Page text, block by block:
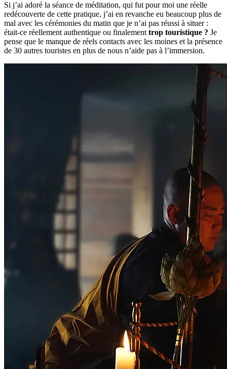
Si j’ai adoré la séance de méditation, qui fut pour moi une réelle
redécouverte de cette pratique, j’ai en revanche eu beaucoup plus de
mal avec les cérémonies du matin que je n’ai pas réussi à situer :
était-ce réellement authentique ou finalementtrop touristique ? Je
pense que le manque de réels contacts avec les moines et la présence
de 30 autres touristes en plus de nous n’aide pas à l’immersion.